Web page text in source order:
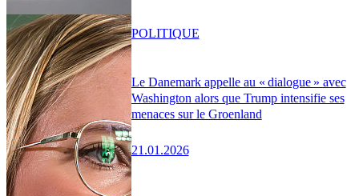
Le Danemark appelle au « dialogue » avec
Washington alors que Trump intensifie ses
menaces sur le Groenland
21.01.2026
POLITIQUE